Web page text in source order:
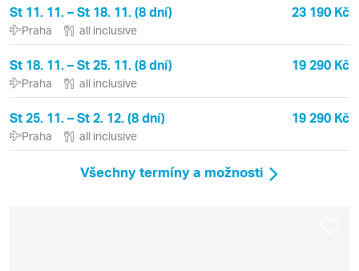
St 11. 11. – St 18. 11. (8 dní) 23 190 Kč
Praha all inclusive
St 18. 11. – St 25. 11. (8 dní) 19 290 Kč
Praha all inclusive
St 25. 11. – St 2. 12. (8 dní) 19 290 Kč
Praha all inclusive
Všechny termíny a možnosti